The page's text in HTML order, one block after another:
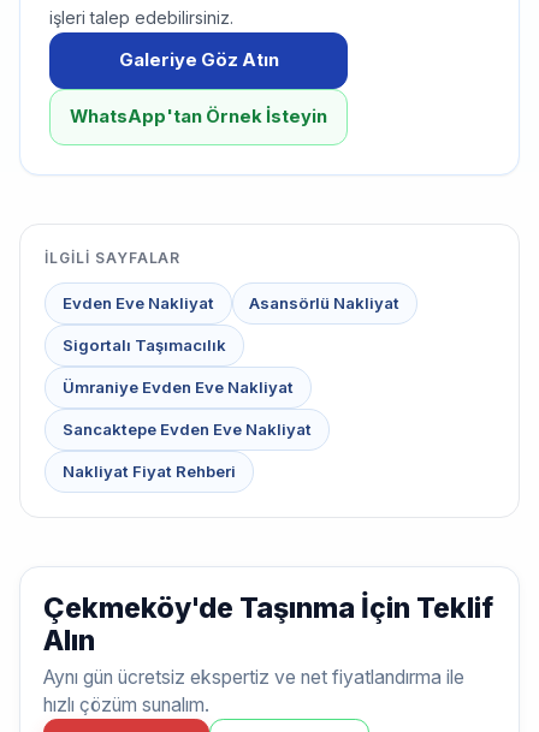
işleri talep edebilirsiniz.
Galeriye Göz Atın
WhatsApp'tan Örnek İsteyin
İLGILI SAYFALAR
Evden Eve Nakliyat Asansörlü Nakliyat
Sigortalı Taşımacılık
Ümraniye Evden Eve Nakliyat
Sancaktepe Evden Eve Nakliyat
Nakliyat Fiyat Rehberi
Çekmeköy'de Taşınma İçin Teklif
Alın
Aynı gün ücretsiz ekspertiz ve net fiyatlandırma ile
hızlı çözüm sunalım.